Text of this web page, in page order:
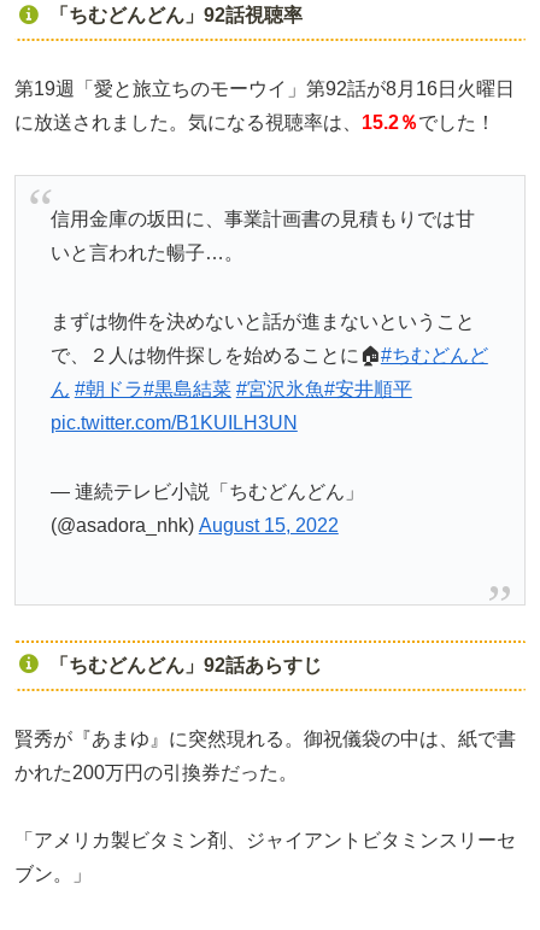
「ちむどんどん」92話視聴率
第19週「愛と旅立ちのモーウイ」第92話が8月16日火曜日
に放送されました。気になる視聴率は、 15.2％でした！
信用金庫の坂田に、事業計画書の見積もりでは甘
いと言われた暢子…。
まずは物件を決めないと話が進まないということ
で、２人は物件探しを始めることに🏠#ちむどんど
ん #朝ドラ#黒島結菜 #宮沢氷魚#安井順平
pic.twitter.com/B1KUILH3UN
— 連続テレビ小説「ちむどんどん」
(@asadora_nhk) August 15, 2022
「ちむどんどん」92話あらすじ
賢秀が『あまゆ』に突然現れる。御祝儀袋の中は、紙で書
かれた200万円の引換券だった。
「アメリカ製ビタミン剤、ジャイアントビタミンスリーセ
ブン。」